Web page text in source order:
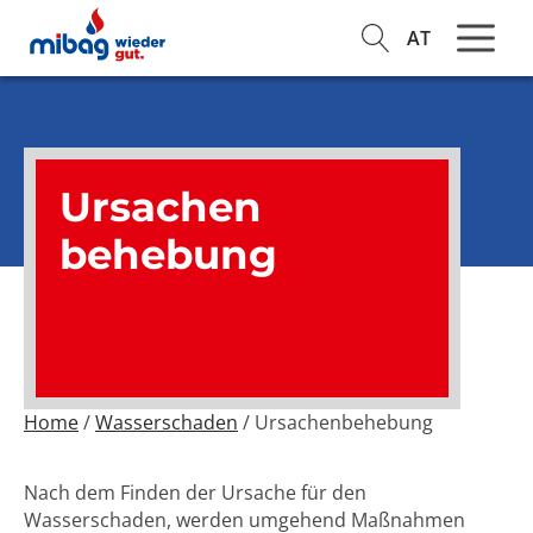
AT
Ursachen
behebung
Home/Wasserschaden / Ursachenbehebung
Nach dem Finden der Ursache für den
Wasserschaden, werden umgehend Maßnahmen